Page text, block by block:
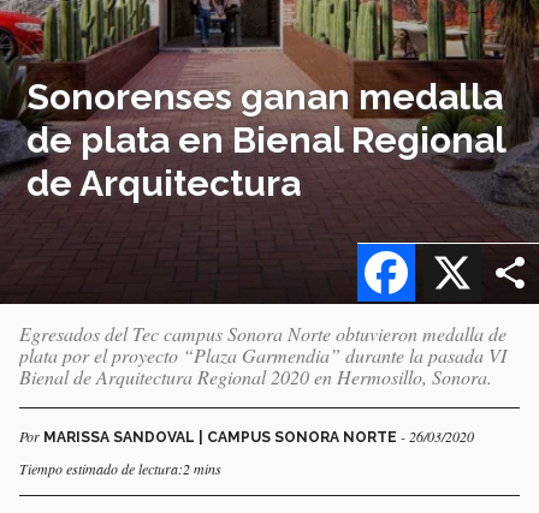
Sonorenses ganan medalla
de plata en Bienal Regional
de Arquitectura
X
Facebook
Egresados del Tec campus Sonora Norte obtuvieron medalla de
plata por el proyecto “Plaza Garmendia” durante la pasada VI
Bienal de Arquitectura Regional 2020 en Hermosillo, Sonora.
Por MARISSA SANDOVAL | CAMPUS SONORA NORTE - 26/03/2020
Tiempo estimado de lectura:2 mins